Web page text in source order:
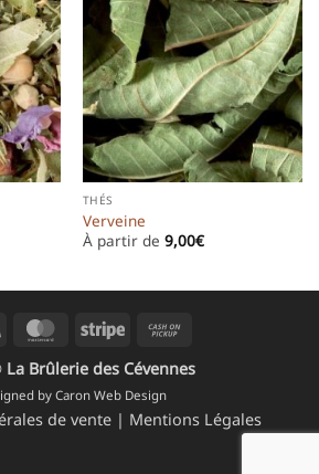
THÉS
Verveine
À partir de 9,00€
Visa MasterCard
Stripe
Pickup
La Brûlerie des Cévennes
byCaron Web Design
de vente | Mentions Légales